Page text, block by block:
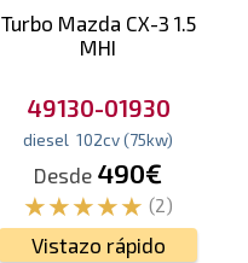
Turbo Mazda CX-3 1.5
MHI
49130-01930
diesel 102cv(75kw)
Desde 490€
(2)
Vistazo rápido